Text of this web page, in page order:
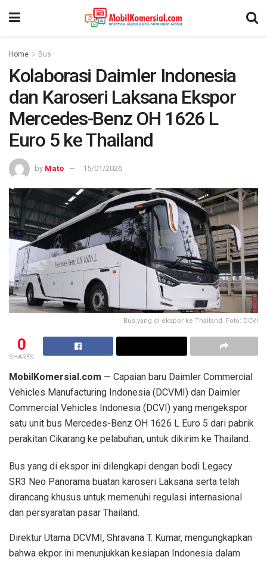
Home Bus
Kolaborasi Daimler Indonesia
dan Karoseri Laksana Ekspor
Mercedes-Benz OH 1626 L
Euro 5 ke Thailand
by Mato 15/01/2026
Bus yang di ekspor ke Thailand. Foto: DCVI
0
SHARES
MobilKomersial.com — Capaian baru Daimler Commercial
Vehicles Manufacturing Indonesia (DCVMI) dan Daimler
Commercial Vehicles Indonesia (DCVI) yang mengekspor
satu unit bus Mercedes-Benz OH 1626 L Euro 5 dari pabrik
perakitan Cikarang ke pelabuhan, untuk dikirim ke Thailand.
Bus yang di ekspor ini dilengkapi dengan bodi Legacy
SR3 Neo Panorama buatan karoseri Laksana serta telah
dirancang khusus untuk memenuhi regulasi internasional
dan persyaratan pasar Thailand.
Direktur Utama DCVMI, Shravana T. Kumar, mengungkapkan
bahwa ekpor ini menunjukkan kesiapan Indonesia dalam